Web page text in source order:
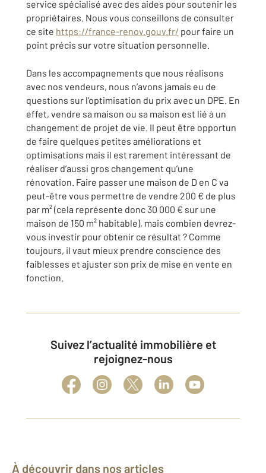
service spécialisé avec des aides pour soutenir les
propriétaires. Nous vous conseillons de consulter
ce site https://france-renov.gouv.fr/ pour faire un
point précis sur votre situation personnelle.
Dans les accompagnements que nous réalisons
avec nos vendeurs, nous n’avons jamais eu de
questions sur l’optimisation du prix avec un DPE. En
effet, vendre sa maison ou sa maison est lié à un
changement de projet de vie. Il peut être opportun
de faire quelques petites améliorations et
optimisations mais il est rarement intéressant de
réaliser d’aussi gros changement qu’une
rénovation. Faire passer une maison de D en C va
peut-être vous permettre de vendre 200 € de plus
par m² (cela représente donc 30 000 € sur une
maison de 150 m² habitable), mais combien devrez-
vous investir pour obtenir ce résultat ? Comme
toujours, il vaut mieux prendre conscience des
faiblesses et ajuster son prix de mise en vente en
fonction.
Suivez l’actualité immobilière et
rejoignez-nous
À découvrir dans nos articles